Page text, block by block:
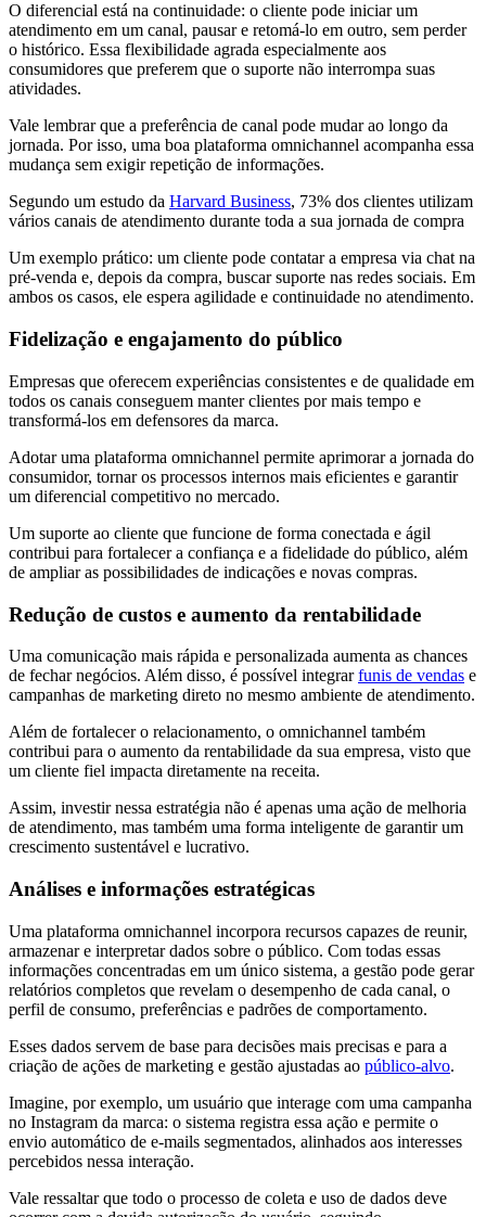
O diferencial está na continuidade: o cliente pode iniciar um
atendimento em um canal, pausar e retomá-lo em outro, sem perder
o histórico. Essa flexibilidade agrada especialmente aos
consumidores que preferem que o suporte não interrompa suas
atividades.
Vale lembrar que a preferência de canal pode mudar ao longo da
jornada. Por isso, uma boa plataforma omnichannel acompanha essa
mudança sem exigir repetição de informações.
Segundo um estudo da Harvard Business, 73% dos clientes utilizam
vários canais de atendimento durante toda a sua jornada de compra
Um exemplo prático: um cliente pode contatar a empresa via chat na
pré-venda e, depois da compra, buscar suporte nas redes sociais. Em
ambos os casos, ele espera agilidade e continuidade no atendimento.
Fidelização e engajamento do público
Empresas que oferecem experiências consistentes e de qualidade em
todos os canais conseguem manter clientes por mais tempo e
transformá-los em defensores da marca.
Adotar uma plataforma omnichannel permite aprimorar a jornada do
consumidor, tornar os processos internos mais eficientes e garantir
um diferencial competitivo no mercado.
Um suporte ao cliente que funcione de forma conectada e ágil
contribui para fortalecer a confiança e a fidelidade do público, além
de ampliar as possibilidades de indicações e novas compras.
Redução de custos e aumento da rentabilidade
Uma comunicação mais rápida e personalizada aumenta as chances
de fechar negócios. Além disso, é possível integrarfunis de vendas e
campanhas de marketing direto no mesmo ambiente de atendimento.
Além de fortalecer o relacionamento, o omnichannel também
contribui para o aumento da rentabilidade da sua empresa, visto que
um cliente fiel impacta diretamente na receita.
Assim, investir nessa estratégia não é apenas uma ação de melhoria
de atendimento, mas também uma forma inteligente de garantir um
crescimento sustentável e lucrativo.
Análises e informações estratégicas
Uma plataforma omnichannel incorpora recursos capazes de reunir,
armazenar e interpretar dados sobre o público. Com todas essas
informações concentradas em um único sistema, a gestão pode gerar
relatórios completos que revelam o desempenho de cada canal, o
perfil de consumo, preferências e padrões de comportamento.
Esses dados servem de base para decisões mais precisas e para a
criação de ações de marketing e gestão ajustadas ao público-alvo.
Imagine, por exemplo, um usuário que interage com uma campanha
no Instagram da marca: o sistema registra essa ação e permite o
envio automático de e-mails segmentados, alinhados aos interesses
percebidos nessa interação.
Vale ressaltar que todo o processo de coleta e uso de dados deve